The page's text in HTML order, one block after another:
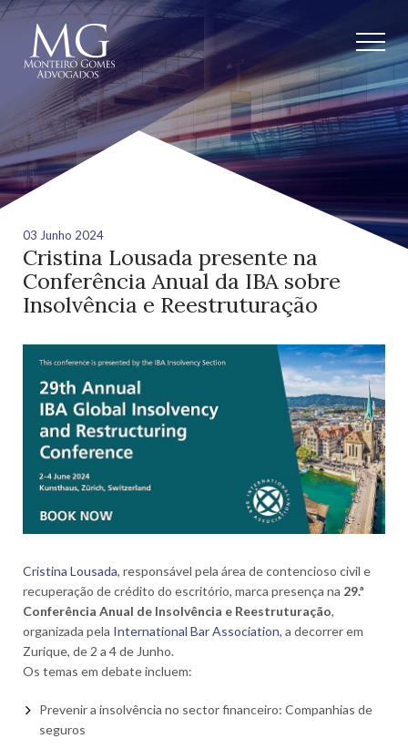
03 Junho 2024
Cristina Lousada presente na
Conferência Anual da IBA sobre
Insolvência e Reestruturação
Cristina Lousada, responsável pela área de contencioso civil e
recuperação de crédito do escritório, marca presença na 29.ª
Conferência Anual de Insolvência e Reestruturação,
organizada pela International Bar Association, a decorrer em
Zurique, de 2 a 4 de Junho.
Os temas em debate incluem:
Prevenir a insolvência no sector financeiro: Companhias de
seguros